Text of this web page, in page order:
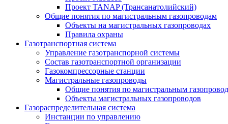
Проект TANAP (Трансанатолийский)
Общие понятия по магистральным газопроводам
Объекты на магистральных газопроводах
Правила охраны
Газотранспортная система
Управление газотранспорной системы
Состав газотранспортной организации
Газокомпрессорные станции
Магистральные газопроводы
Общие понятия по магистральным
Объекты магистральных газопроводов
Газораспределительная система
Инстанции по управлению